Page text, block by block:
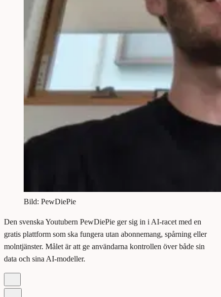
Bild: PewDiePie
Den svenska Youtubern PewDiePie ger sig in i AI-racet med en
gratis plattform som ska fungera utan abonnemang, spårning eller
molntjänster. Målet är att ge användarna kontrollen över både sin
data och sina AI-modeller.